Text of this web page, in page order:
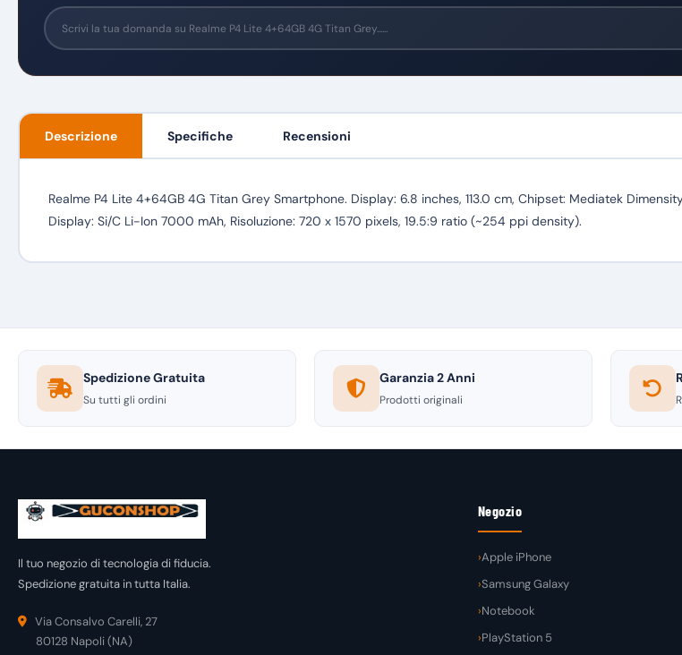
Descrizione Specifiche Recensioni
Realme P4 Lite 4+64GB 4G Titan Grey Smartphone. Display: 6.8 inches, 113.0 cm, Chipset: Mediatek
Display: Si/C Li-Ion 7000 mAh, Risoluzione: 720 x 1570 pixels, 19.5:9 ratio (~254 ppi density).
Spedizione Gratuita
Su tutti gli ordini
Garanzia 2 Anni
Prodotti originali
Il tuo negozio di tecnologia di fiducia.
Spedizione gratuita in tutta Italia.
Via Consalvo Carelli, 27
80128 Napoli (NA)
Negozio
Apple iPhone
Samsung Galaxy
Notebook
PlayStation 5